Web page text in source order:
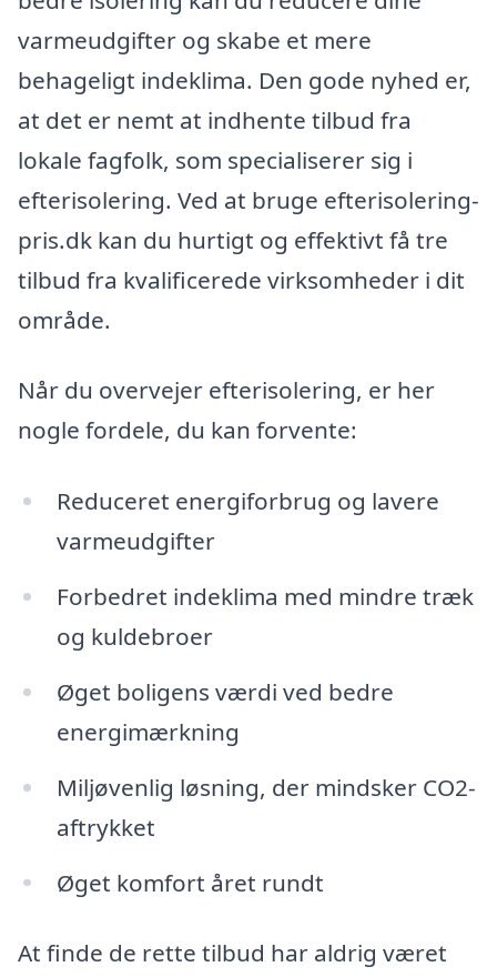
varmeudgifter og skabe et mere
behageligt indeklima. Den gode nyhed er,
at det er nemt at indhente tilbud fra
lokale fagfolk, som specialiserer sig i
efterisolering. Ved at bruge efterisolering-
pris.dk kan du hurtigt og effektivt få tre
tilbud fra kvalificerede virksomheder i dit
område.
Når du overvejer efterisolering, er her
nogle fordele, du kan forvente:
Reduceret energiforbrug og lavere
varmeudgifter
Forbedret indeklima med mindre træk
og kuldebroer
Øget boligens værdi ved bedre
energimærkning
Miljøvenlig løsning, der mindsker CO2-
aftrykket
Øget komfort året rundt
At finde de rette tilbud har aldrig været